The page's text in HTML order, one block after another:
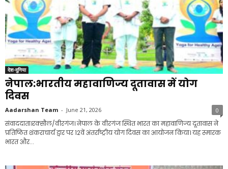
देश-दुनिया
नेपाल:भारतीय महावाणिज्य दूतावास में योग
दिवस
Aadarshan Team - June 21, 2026 0
संवाददाता।रक्सौल/वीरगंज। नेपाल के वीरगंज स्थित भारत का महावाणिज्य दूतावास ने
प्रतिष्ठित शंकराचार्य द्वार पर 12वें अंतर्राष्ट्रीय योग दिवस का आयोजन किया। यह स्मारक
भारत और...